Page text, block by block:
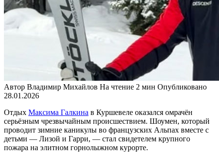
Автор Владимир Михайлов На чтение 2 мин Опубликовано
28.01.2026
Отдых Максима Галкина в Куршевеле оказался омрачён
серьёзным чрезвычайным происшествием. Шоумен, который
проводит зимние каникулы во французских Альпах вместе с
детьми — Лизой и Гарри, — стал свидетелем крупного
пожара на элитном горнолыжном курорте.